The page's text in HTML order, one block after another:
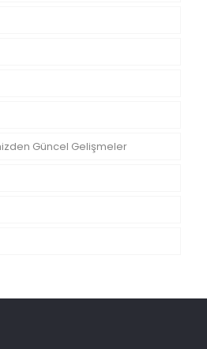
Güncel Gelişmeler